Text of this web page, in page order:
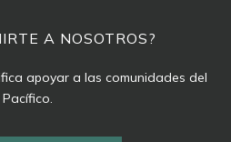
A NOSOTROS?
apoyar a las comunidades del
Pacífico.